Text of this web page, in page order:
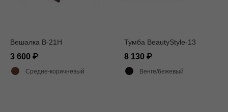
Вешалка В-21Н
3 600
Средне-коричневый
Тумба BeautyStyle-13
8 130
Венге/бежевый